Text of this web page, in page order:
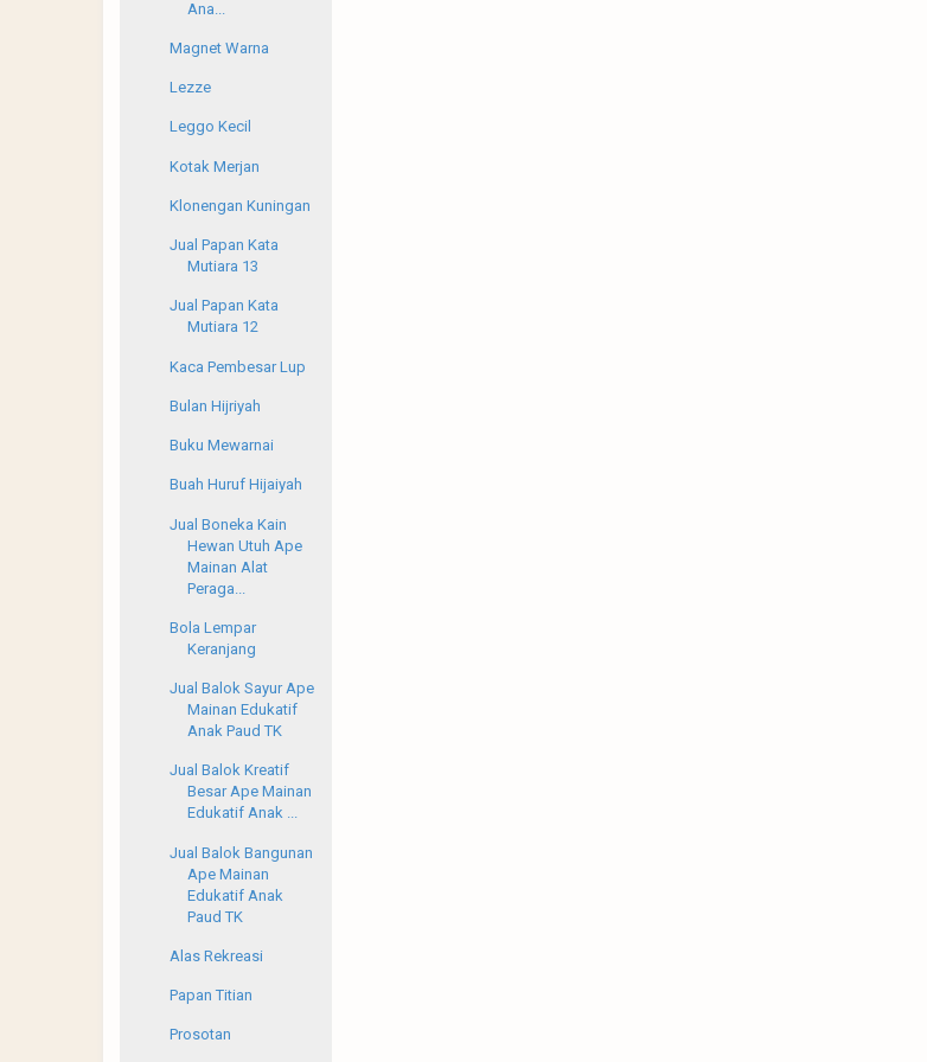
Ana...
Magnet Warna
Lezze
Leggo Kecil
Kotak Merjan
Klonengan Kuningan
Jual Papan Kata
Mutiara 13
Jual Papan Kata
Mutiara 12
Kaca Pembesar Lup
Bulan Hijriyah
Buku Mewarnai
Buah Huruf Hijaiyah
Jual Boneka Kain
Hewan Utuh Ape
Mainan Alat
Peraga...
Bola Lempar
Keranjang
Jual Balok Sayur Ape
Mainan Edukatif
Anak Paud TK
Jual Balok Kreatif
Besar Ape Mainan
Edukatif Anak ...
Jual Balok Bangunan
Ape Mainan
Edukatif Anak
Paud TK
Alas Rekreasi
Papan Titian
Prosotan